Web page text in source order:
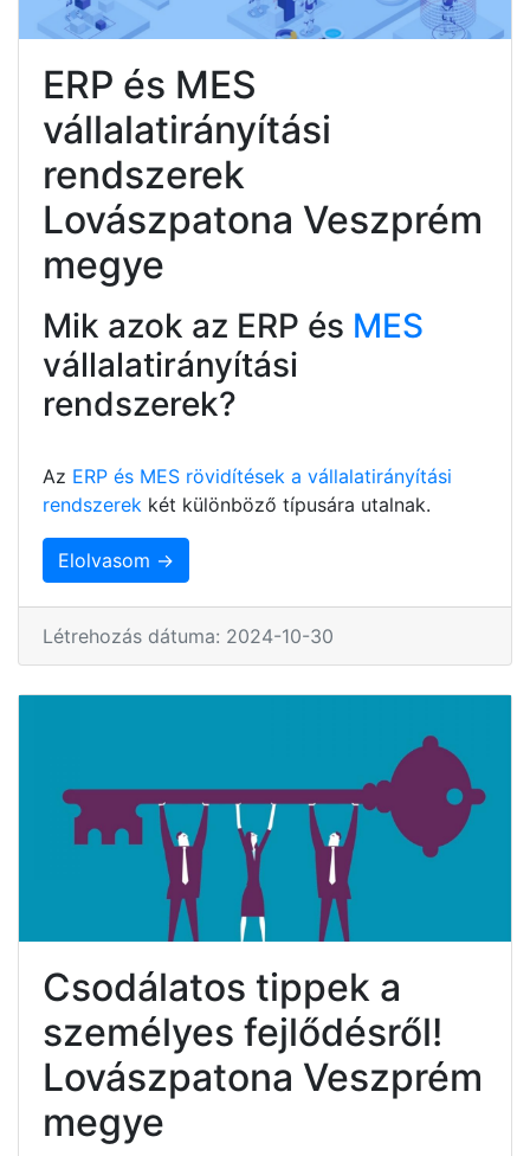
ERP és MES
vállalatirányítási
rendszerek
Lovászpatona Veszprém
megye
Mik azok az ERP és MES
vállalatirányítási
rendszerek?
Az ERP és MES rövidítések a vállalatirányítási
rendszerek két különböző típusára utalnak.
Elolvasom →
Létrehozás dátuma: 2024-10-30
Csodálatos tippek a
személyes fejlődésről!
Lovászpatona Veszprém
megye